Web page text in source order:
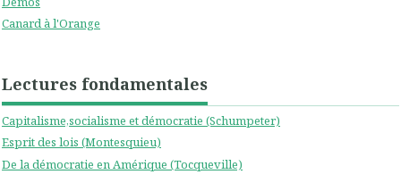
Canard à l'Orange
Lectures fondamentales
Capitalisme,socialisme et démocratie (Schumpeter)
Esprit des lois (Montesquieu)
De la démocratie en Amérique (Tocqueville)